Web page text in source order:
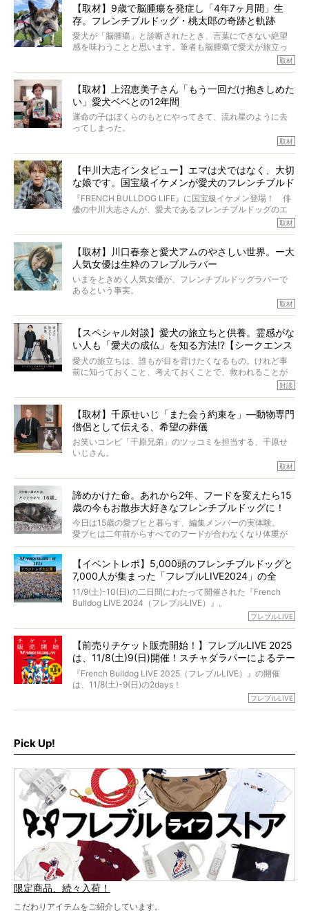
んのインスタグラムを覗くと、たくさんのフレブルアカウ
ントがフォローされていて、わが『FRENCH BULLDOG
LIFE』モデルのnicoやトーラスも、その中の一頭。
そんな中岡さんに、フレブルの魅力を語っていただきまし
た。そのブヒ愛っぷりは、思ってた以上！ ガチ中のガチ
【取材】9歳で脳腫瘍を発症し「4年7ヶ月間」生
存。フレンチブルドッグ・桃太郎の奇跡と軌跡
愛犬が「脳腫瘍」と診断されたとき、言葉にできない絶望
感を味わうことと思います。筆者も脳腫瘍で愛犬が旅立っ
たひとり。だからこそ、どれほど厄介で困難な病気かを理
ところが、フレンチブルドッグの桃太郎は9歳で脳腫瘍を発
症し、なんと4年7ヶ月間も生き抜いたのです。旅立ったと
きの年齢は13歳と11ヶ月、レジェンド級のレジェンドでし
た。さらには、治療後3年間は一度も発作が起きなかったと
いいます。
この事実はフレンチブルドッグだけでなく、脳腫瘍と闘う
太郎のオーナーである佐藤さんご夫婦に、治療の選択やケ
アについて詳しくお話しをうかがいました。
取材
【取材】上沼恵美子さん「もう一回だけ抱きしめた
い」愛犬ベベとの12年間
運命の子はぼくらのもとにやってきて、流れ星のように去
ってしまった。
り添いたいと思う。
その悲しみをいますぐ解消することはできないが、話をき
いて、泣いたり笑ったりするのもいいだろう。
こんな子だった、こんなにいい子だった、ほんとうに愛し
ていたと。
ぼくらは上沼恵美子さんのご自宅へ伺って、お話をきこう
と思った。
取材
【中川大志インタビュー】エマは犬ではなく、大切
な娘です。国宝級イケメンが愛犬のフレンチブルド
ッグと一緒に登場
『FRENCH BULLDOG LIFE』に国宝級イケメン登場！ 俳
優の中川大志さんが、愛犬であるフレンチブルドッグのエ
マちゃん（2歳の女の子）にメロメロとの情報を聞きつけ、
カエピソードが次から次へと飛び出しました。
取材
【取材】川口春奈と愛犬アムのやさしい世界。ー大
人気女優は生粋のフレブルラバー
いまをときめく人気女優が、フレンチブルドッグラバーで
あるという事実。
とりを目の当たりにするほどに、そのフレンチブルドッグ
愛がわたしたちのそれとまったく同じであることに、なん
だかうれしくなってしまったのでした。
春奈さんとアムちゃんのすてきな暮らしを、BUHI編集長の
小西がいつくしみながら、切り取らせていただきます。
取材
【スペシャル対談】愛犬の旅立ちと供養。霊感がな
い人も「愛犬の成仏」を知る方法!?【シークエンス
はやとも×PELI】
愛犬の旅立ちは、誰もが目を背けたくなるもの。けれど事
前に知っておくこと、考えておくことで、救われることが
力をもつお笑い芸人「シークエンスはやとも」さんに、愛
犬の旅立ちや供養についてインタビュー。
インタビュアー兼対談相手は、大の犬好きで心霊分野の知
識にも長けているPELIさん。
「愛犬が旅立ったあと、ベッドやおもちゃはどうすればい
くれる？」
さらには、霊感がない人でも愛犬が成仏したことを知る方
法まで。
お笑い芸人だからこそ暗くなりすぎない、むしろ心がスッ
と軽くなる。
永久保存版のスペシャル対談です！
対談
【取材】千原せいじ「また会う約束を」―動物専門
僧侶として伝える、希望の葬儀
お笑いコンビ「千原兄弟」のツッコミを担当する、千原せ
いじさん。
た。
僧侶としての名は「靖賢（せいけん）」。
当時54歳という年齢にして、なぜ動物専門僧侶という道を
選んだのか。
また、愛犬の旅立ちとどのように向き合うべきなのか。
た。
取材
諦めかけた命。あれから2年、フードを変えたら15
歳の今もお散歩大好きなフレンチブルドッグに！
今日は15歳の愛ブヒと暮らす、編集メンバーの実体験。
愛ブヒは二年前からすべてのフードが合わなくなり体重が
激減。検査をしても異常はなく「年齢のせいですね…」と言
もう諦めるしかないのかな…そんなとき、我が家に届いたの
が「THE fu-do(ザ・フード)」の試食品でした。
そして「THE fu-do(ザ・フード)」を食べつづけて二年、愛
ブヒは15歳になり、今も元気にお散歩をしています。
今回は、二年前の絶望から今までを包み隠さず、時系列で
【イベントレポ】5,000頭のフレンチブルドッグと
7,000人が集まった「フレブルLIVE2024」の全
貌！
11/9(土)-10(日)の二日間にわたって開催された『French
Bulldog LIVE 2024（フレブルLIVE）』。
今年はのべ5,000頭のフレンチブルドッグと7,000人のフレ
day1の司会はフレブルラバーのロッチさん。day2の音楽フ
ェスには世代ど真ん中のPUFFYが出演するなど、例年以上
に豪華なラインナップ。
北は北海道、南は鹿児島県から。全国のフレンチブルドッ
グが一堂に会した「フレブルLIVE2024」の模様を、詳しく
フレブルLIVE
【前売りチケット販売開始！】フレブルLIVE 2025
は、11/8(土)9(日)開催！スチャダラパーによるテー
マソング制作も決定
『French Bulldog LIVE 2025（フレブルLIVE）』の開催
は、11/8(土)-9(日)の2days！
お得な前売りチケット、いよいよ販売スタートです！
ど、内容盛りだくさんでお送りしていますので、最後まで
お見逃しなく！
フレブルLIVE
Pick Up!
限定商品、続々入荷！
こだわりアイテムをご紹介しています。